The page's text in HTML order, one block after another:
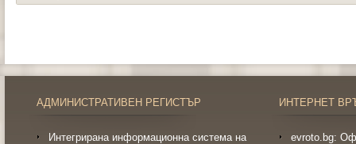
АДМИНИСТРАТИВЕН РЕГИСТЪР
Интегрирана информационна система на
ИНТЕРНЕТ
evroto.bg: